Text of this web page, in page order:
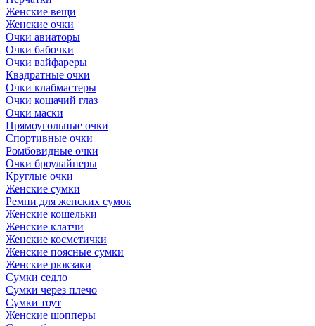
Женские вещи
Женские очки
Очки авиаторы
Очки бабочки
Очки вайфареры
Квадратные очки
Очки клабмастеры
Очки кошачий глаз
Очки маски
Прямоугольные очки
Спортивные очки
Ромбовидные очки
Очки броулайнеры
Круглые очки
Женские сумки
Ремни для женских сумок
Женские кошельки
Женские клатчи
Женские косметички
Женские поясные сумки
Женские рюкзаки
Сумки седло
Сумки через плечо
Сумки тоут
Женские шопперы